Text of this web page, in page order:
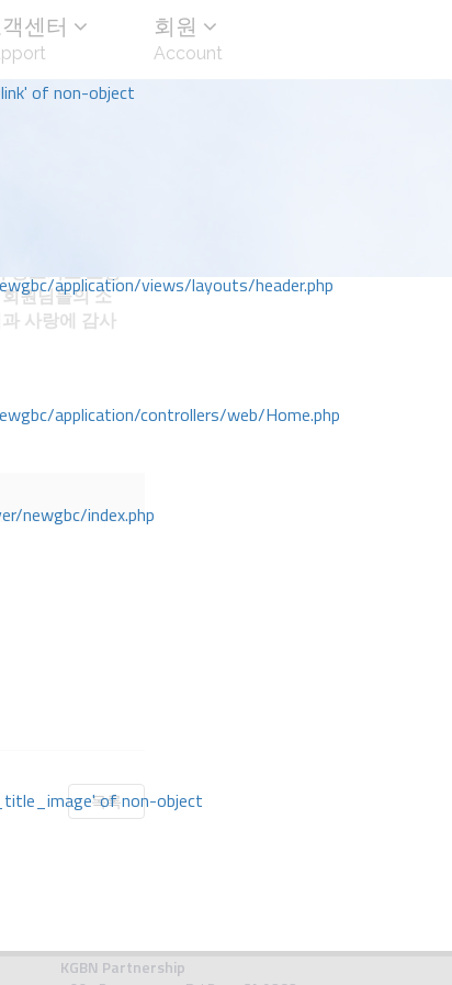
of non-object
application/views/layouts/header.php
application/controllers/web/Home.php
newgbc/index.php
of non-object
센터 회원
Account
중보기도 요청
원님들의 소
사랑에 감사
목록
KGBN Partnership